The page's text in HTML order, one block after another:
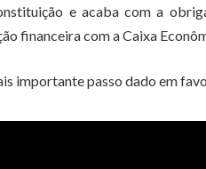
e acaba com a
financeira com a Caixa
importante passo dado em